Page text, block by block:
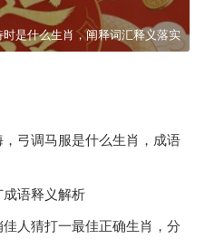
时是什么生肖，阐释词汇释义落实
弓调马服是什么生肖，成语
语释义解析
人猜打一最佳正确生肖，分